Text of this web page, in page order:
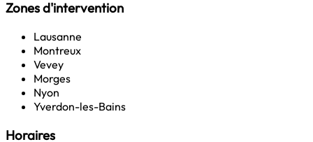
Zones d'intervention
Lausanne
Montreux
Vevey
Morges
Nyon
Yverdon-les-Bains
Horaires